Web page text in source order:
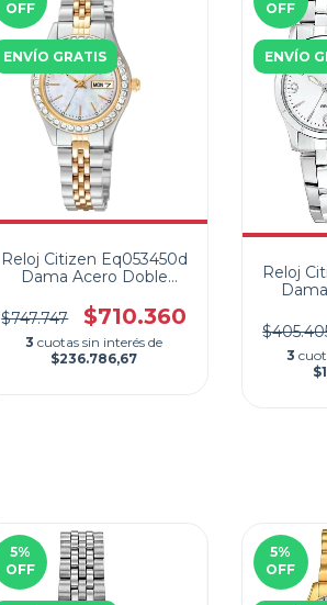
OFF
ENVÍO GRATIS
Reloj Citizen Eq053450d
Dama Acero Doble
$747.747
$710.360
3 cuotas sin interés de
$236.786,67
OFF
ENVÍO
Reloj
3
5%
OFF
5%
OFF